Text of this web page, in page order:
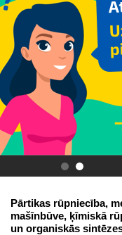
.
Pārtikas rūpniecība,
mašīnbūve, ķīmiskā
un organiskās